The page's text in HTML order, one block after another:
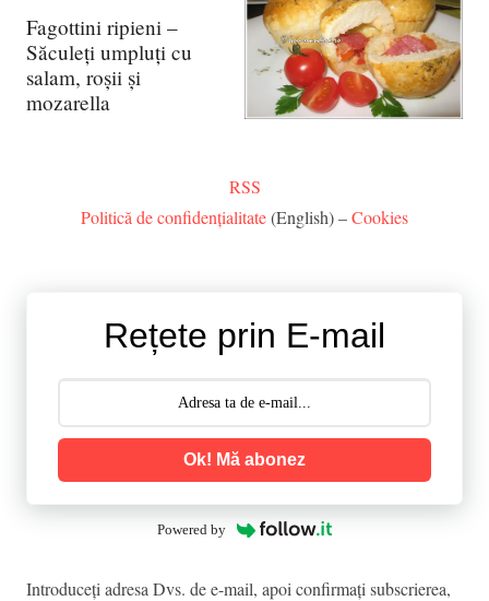
Fagottini ripieni –
Săculeți umpluți cu
salam, roșii și
mozarella
RSS
Politică de confidențialitate(English) –Cookies
Rețete prin E-mail
Ok! Mă abonez
Powered by
Introduceţi adresa Dvs. de e-mail, apoi confirmaţi subscrierea,